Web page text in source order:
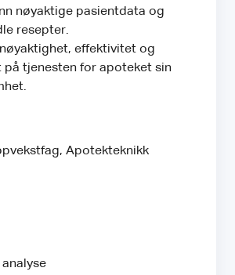
nøyaktige pasientdata og
resepter.
effektivitet og
på tjenesten for apoteket sin
Apotekteknikk
analyse